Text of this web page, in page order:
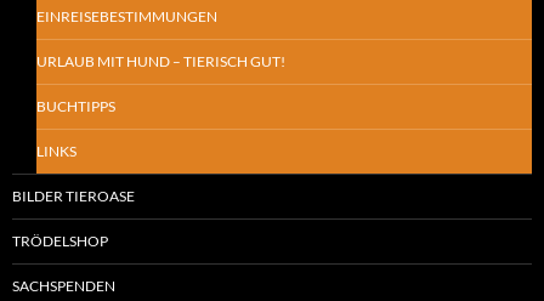
EINREISEBESTIMMUNGEN
URLAUB MIT HUND – TIERISCH GUT!
BUCHTIPPS
LINKS
BILDER TIEROASE
TRÖDELSHOP
SACHSPENDEN